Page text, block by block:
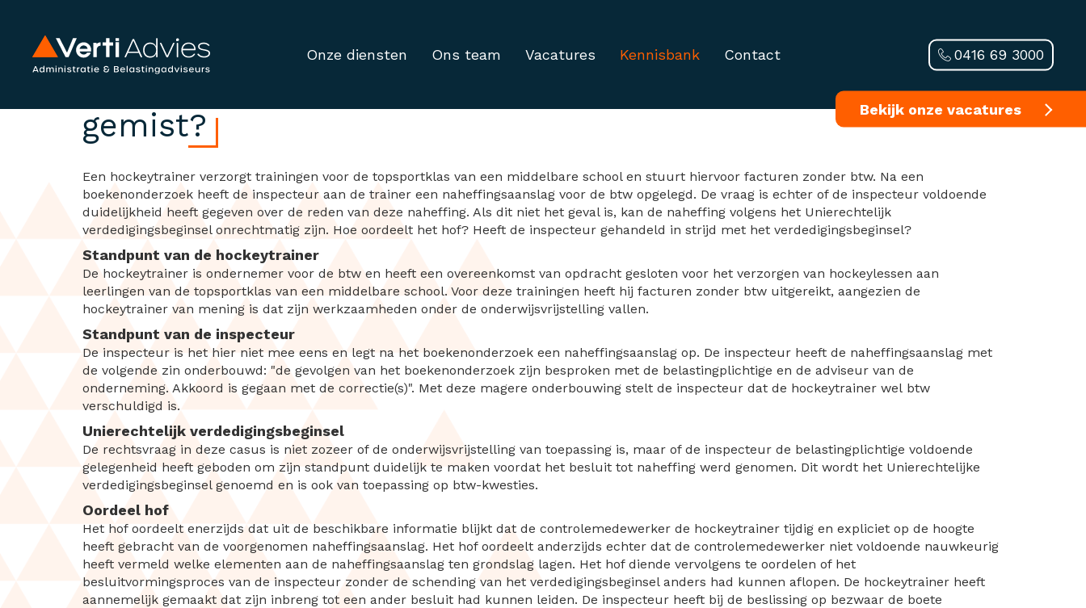
Onze diensten Ons team Vacatures Kennisbank Contact
Bekijk onze vacatures
0416 69 3000
Hockeytrainer in btw-soap: heeft de inspecteur het doel
gemist?
Een hockeytrainer verzorgt trainingen voor de topsportklas van een middelbare school en stuurt hiervoor facturen zonder btw. Na een
boekenonderzoek heeft de inspecteur aan de trainer een naheffingsaanslag voor de btw opgelegd. De vraag is echter of de inspecteur voldoende
duidelijkheid heeft gegeven over de reden van deze naheffing. Als dit niet het geval is, kan de naheffing volgens het Unierechtelijk
verdedigingsbeginsel onrechtmatig zijn. Hoe oordeelt het hof? Heeft de inspecteur gehandeld in strijd met het verdedigingsbeginsel?
Standpunt van de hockeytrainer
De hockeytrainer is ondernemer voor de btw en heeft een overeenkomst van opdracht gesloten voor het verzorgen van hockeylessen aan
leerlingen van de topsportklas van een middelbare school. Voor deze trainingen heeft hij facturen zonder btw uitgereikt, aangezien de
hockeytrainer van mening is dat zijn werkzaamheden onder de onderwijsvrijstelling vallen.
Standpunt van de inspecteur
De inspecteur is het hier niet mee eens en legt na het boekenonderzoek een naheffingsaanslag op. De inspecteur heeft de naheffingsaanslag met
de volgende zin onderbouwd: "de gevolgen van het boekenonderzoek zijn besproken met de belastingplichtige en de adviseur van de
onderneming. Akkoord is gegaan met de correctie(s)". Met deze magere onderbouwing stelt de inspecteur dat de hockeytrainer wel btw
verschuldigd is.
Unierechtelijk verdedigingsbeginsel
De rechtsvraag in deze casus is niet zozeer of de onderwijsvrijstelling van toepassing is, maar of de inspecteur de belastingplichtige voldoende
gelegenheid heeft geboden om zijn standpunt duidelijk te maken voordat het besluit tot naheffing werd genomen. Dit wordt het Unierechtelijke
verdedigingsbeginsel genoemd en is ook van toepassing op btw-kwesties.
Oordeel hof
Het hof oordeelt enerzijds dat uit de beschikbare informatie blijkt dat de controlemedewerker de hockeytrainer tijdig en expliciet op de hoogte
heeft gebracht van de voorgenomen naheffingsaanslag. Het hof oordeelt anderzijds echter dat de controlemedewerker niet voldoende nauwkeurig
heeft vermeld welke elementen aan de naheffingsaanslag ten grondslag lagen. Het hof diende vervolgens te oordelen of het
besluitvormingsproces van de inspecteur zonder de schending van het verdedigingsbeginsel anders had kunnen aflopen. De hockeytrainer heeft
aannemelijk gemaakt dat zijn inbreng tot een ander besluit had kunnen leiden. De inspecteur heeft bij de beslissing op bezwaar de boete